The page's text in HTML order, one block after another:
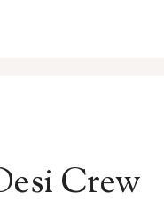
Crew